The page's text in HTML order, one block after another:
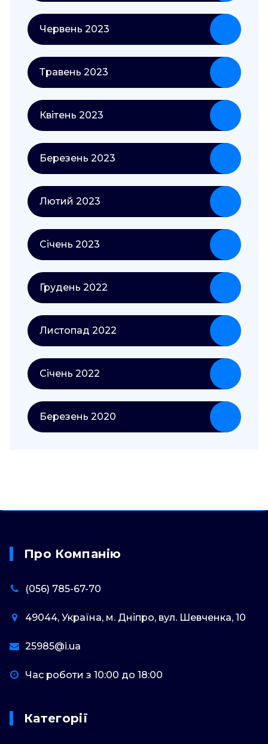
Червень 2023
Травень 2023
Квітень 2023
Березень 2023
Лютий 2023
Січень 2023
Грудень 2022
Листопад 2022
Січень 2022
Березень 2020
Про Компанію
(056) 785-67-70
49044, Україна, м. Дніпро, вул. Шевченка, 10
25985@i.ua
Час роботи з 10:00 до 18:00
Категорії